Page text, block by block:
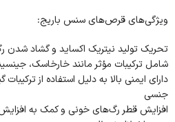
ویژگی‌های قرص‌های سنس باریج:
تحریک تولید نیتریک اکساید و گشاد شدن
شامل ترکیبات مؤثر مانند خارخاسک،
دارای ایمنی بالا به دلیل استفاده از
جنسی
افزایش قطر رگ‌های خونی و کمک به